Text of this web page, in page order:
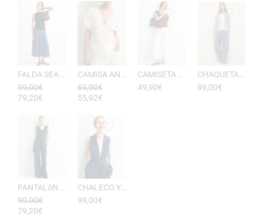
99,00€
79,20€
69,90€
55,92€
49,90€
89,00€
99,00€
79,20€
CHALECO YUKATA MUJER DE RAYAS ESEOESE
99,00€